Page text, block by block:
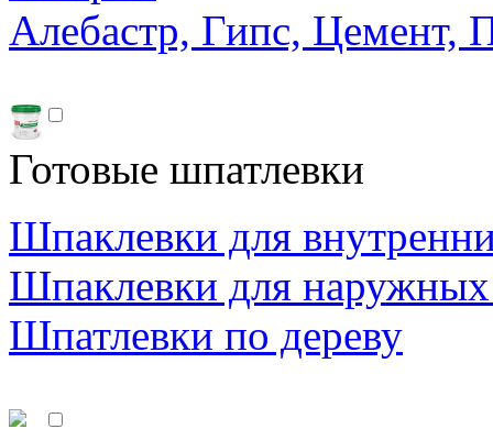
Алебастр, Гипс, Цемент,
Готовые шпатлевки
Шпаклевки для
Шпаклевки для наружных
Шпатлевки по дереву